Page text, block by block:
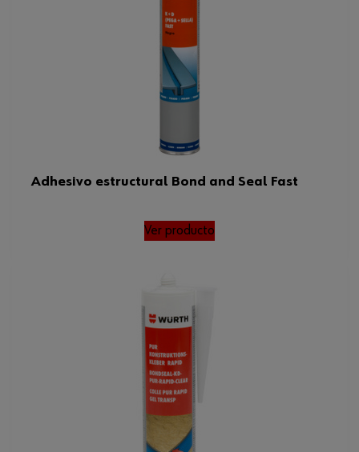
Adhesivo estructural Bond and Seal Fast
Ver producto